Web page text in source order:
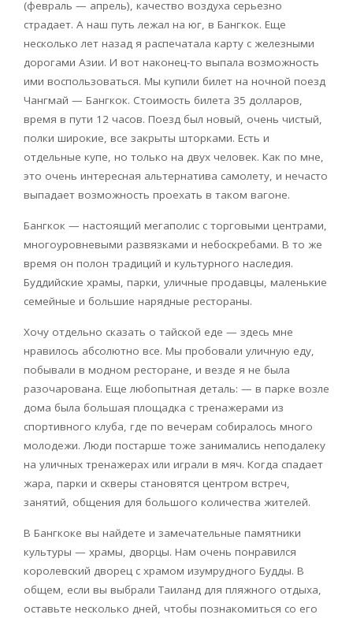
(февраль — апрель), качество воздуха серьезно
страдает. А наш путь лежал на юг, в Бангкок. Еще
несколько лет назад я распечатала карту с железными
дорогами Азии. И вот наконец-то выпала возможность
ими воспользоваться. Мы купили билет на ночной поезд
Чангмай — Бангкок. Стоимость билета 35 долларов,
время в пути 12 часов. Поезд был новый, очень чистый,
полки широкие, все закрыты шторками. Есть и
отдельные купе, но только на двух человек. Как по мне,
это очень интересная альтернатива самолету, и нечасто
выпадает возможность проехать в таком вагоне.
Бангкок — настоящий мегаполис с торговыми центрами,
многоуровневыми развязками и небоскребами. В то же
время он полон традиций и культурного наследия.
Буддийские храмы, парки, уличные продавцы, маленькие
семейные и большие нарядные рестораны.
Хочу отдельно сказать о тайской еде — здесь мне
нравилось абсолютно все. Мы пробовали уличную еду,
побывали в модном ресторане, и везде я не была
разочарована. Еще любопытная деталь: — в парке возле
дома была большая площадка с тренажерами из
спортивного клуба, где по вечерам собиралось много
молодежи. Люди постарше тоже занимались неподалеку
на уличных тренажерах или играли в мяч. Когда спадает
жара, парки и скверы становятся центром встреч,
занятий, общения для большого количества жителей.
В Бангкоке вы найдете и замечательные памятники
культуры — храмы, дворцы. Нам очень понравился
королевский дворец с храмом изумрудного Будды. В
общем, если вы выбрали Таиланд для пляжного отдыха,
оставьте несколько дней, чтобы познакомиться со его